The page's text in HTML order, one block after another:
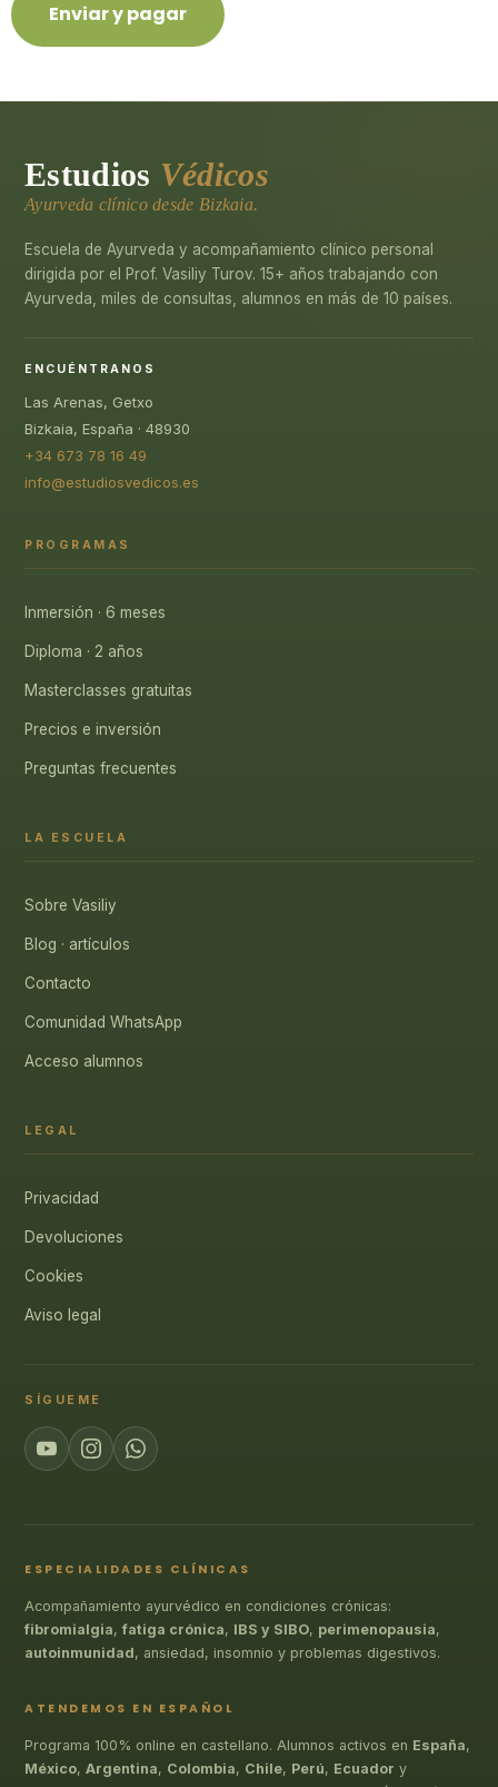
Estudios Védicos
Ayurveda clínico desde Bizkaia.
Escuela de Ayurveda y acompañamiento clínico personal
dirigida por el Prof. Vasiliy Turov. 15+ años trabajando con
Ayurveda, miles de consultas, alumnos en más de 10 países.
ENCUÉNTRANOS
Las Arenas, Getxo
Bizkaia, España · 48930
+34 673 78 16 49
info@estudiosvedicos.es
PROGRAMAS
Inmersión · 6 meses
Diploma · 2 años
Masterclasses gratuitas
Precios e inversión
Preguntas frecuentes
LA ESCUELA
Sobre Vasiliy
Blog · artículos
Contacto
Comunidad WhatsApp
Acceso alumnos
LEGAL
Privacidad
Devoluciones
Cookies
Aviso legal
SÍGUEME
ESPECIALIDADES CLÍNICAS
Acompañamiento ayurvédico en condiciones crónicas:
fibromialgia,fatiga crónica, IBS y SIBO, perimenopausia,
autoinmunidad, ansiedad, insomnio y problemas digestivos.
ATENDEMOS EN ESPAÑOL
Programa 100% online en castellano. Alumnos activos en España,
México, Argentina, Colombia, Chile, Perú, Ecuador y